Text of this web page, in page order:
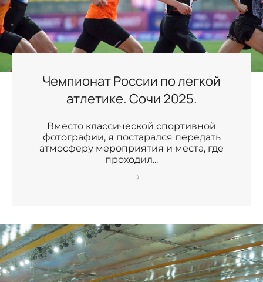
Чемпионат России по легкой
атлетике. Сочи 2025.
Вместо классической спортивной
фотографии, я постарался передать
атмосферу мероприятия и места, где
проходил...